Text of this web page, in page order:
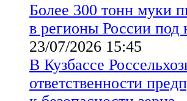
Более 300 тонн муки
в регионы России под
23/07/2026 15:45
В Кузбассе
ответственности